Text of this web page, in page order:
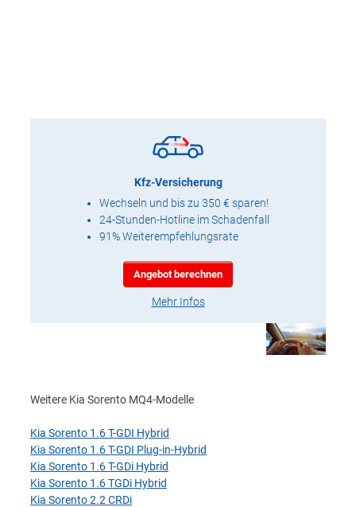
Kfz-Versicherung
Wechseln und bis zu 350 € sparen!
24-Stunden-Hotline im Schadenfall
91% Weiterempfehlungsrate
Angebot berechnen
Mehr Infos
Weitere Kia Sorento MQ4-Modelle
Kia Sorento 1.6 T-GDI Hybrid
Kia Sorento 1.6 T-GDI Plug-in-Hybrid
Kia Sorento 1.6 T-GDi Hybrid
Kia Sorento 1.6 TGDi Hybrid
Kia Sorento 2.2 CRDi